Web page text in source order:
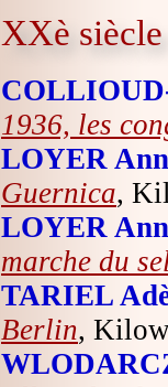
XXè siècle
1936, les
LOYER
Guernica,
LOYER
marche du
TARIEL
Berlin,